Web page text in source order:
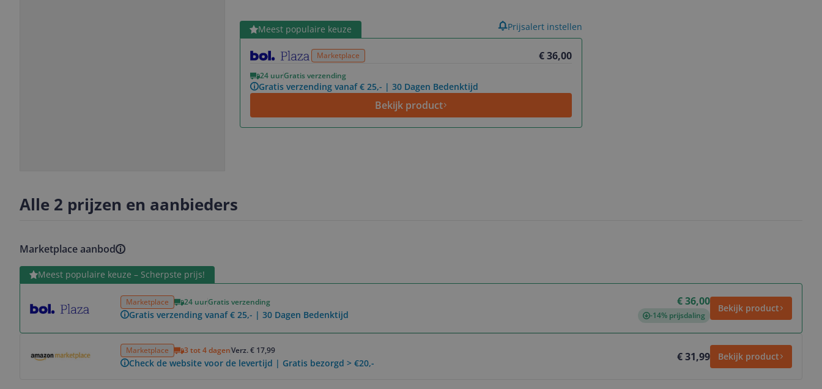
Er zijn geen artikelen gevonden.
Meest populaire keuze
Marketplace € 36,00
24 uurGratis verzending
Gratis verzending vanaf € 25,- | 30 Dagen Bedenktijd
Bekijk product
Bekijk product Prijsalert instellen
Alle 2 prijzen en aanbieders
Marketplace aanbod
Meest populaire keuze – Scherpste prijs!
Marketplace 24 uurGratis verzending
Gratis verzending vanaf € 25,- | 30 Dagen Bedenktijd
€ 36,00
-14% prijsdaling
Bekijk product
Bekijk product
Marketplace 3 tot 4 dagenVerz. € 17,99
Check de website voor de levertijd | Gratis bezorgd > €20,- € 31,99 Bekijk product